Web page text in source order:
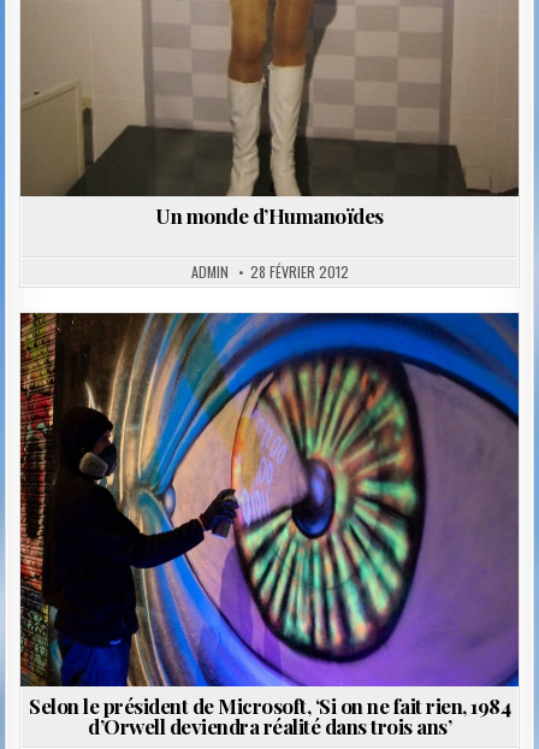
Un monde d’Humanoïdes
ADMIN 28 FÉVRIER 2012
Posted
in
Selon le président de Microsoft, ‘Si on ne fait rien, 1984
d’Orwell deviendra réalité dans trois ans’